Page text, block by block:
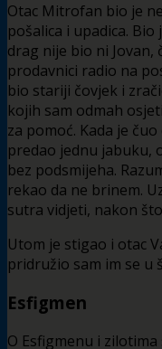
Otac Mitrofan bio je
pošalica i upadica.
drag nije bio ni Jovan,
prodavnici radio na
bio stariji čovjek i
kojih sam odmah
za pomoć. Kada je
predao jednu jabuku,
bez podsmijeha.
rekao da ne brinem.
sutra vidjeti, nakon
Utom je stigao i otac
pridružio sam im se u
Esfigmen
O Esfigmenu i